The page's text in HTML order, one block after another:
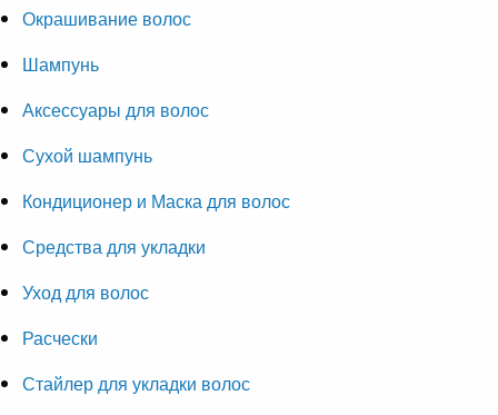
Окрашивание волос
Шампунь
Аксессуары для волос
Сухой шампунь
Кондиционер и Маска для волос
Средства для укладки
Уход для волос
Расчески
Стайлер для укладки волос